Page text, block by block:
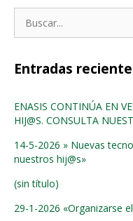
Entradas
ENASIS CONTINÚA EN
HIJ@S. CONSULTA
14-5-2026 » Nuevas
nuestros hij@s»
(sin título)
29-1-2026 «Organizarse